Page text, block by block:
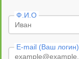
Ф.И.О
E-mail (Ваш логин)